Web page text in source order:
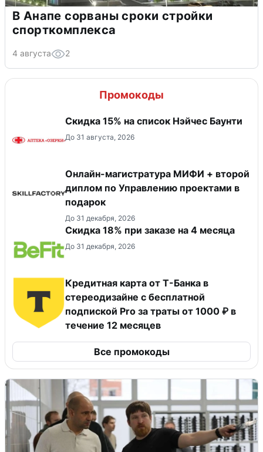
В Анапе сорваны сроки стройки
спорткомплекса
4 августа 2
Промокоды
Скидка 15% на список Нэйчес Баунти
До 31 августа, 2026
Онлайн-магистратура МИФИ + второй
диплом по Управлению проектами в
подарок
До 31 декабря, 2026
Скидка 18% при заказе на 4 месяца
До 31 декабря, 2026
Кредитная карта от Т-Банка в
стереодизайне с бесплатной
подпиской Pro за траты от 1000 ₽ в
течение 12 месяцев
Все промокоды